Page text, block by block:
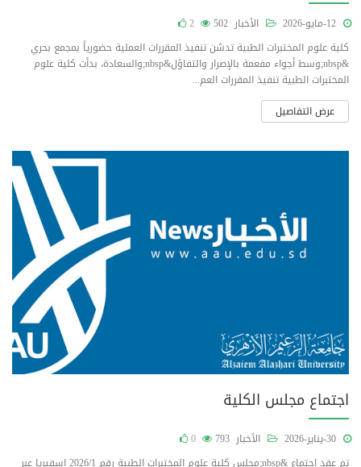
الأخبار 502
2
كلية علوم المختبرات الطبية تدشن تنفيذ المقررات العملية حضورياً بمجمع بحري
&nbsp;وسط أجواء مفعمة بالإصرار والتفاؤل&nbsp;والسعادة، بدأت كلية علوم
المختبرات الطبية تنفيذ المقررات العم...
عرض التفاصيل
اجتماع مجلس الكلية
الأخبار 793
0
تم عقد اجتماع &nbsp;مجلس كلية علوم المختبرات الطبية رقم 2026/1 اسفيريا عبر